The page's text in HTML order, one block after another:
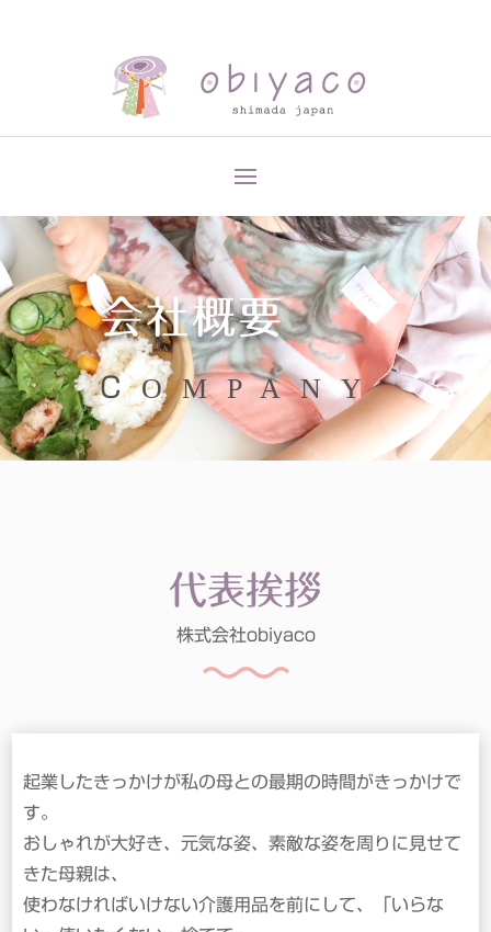
会社概要
COMPANY
代表挨拶
株式会社obiyaco
起業したきっかけが私の母との最期の時間がきっかけで
す。
おしゃれが大好き、元気な姿、素敵な姿を周りに見せて
きた母親は、
使わなければいけない介護用品を前にして、「いらな